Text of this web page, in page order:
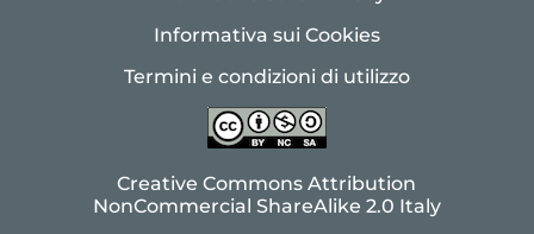
Informativa sui Cookies
Termini e condizioni di utilizzo
Creative Commons Attribution
NonCommercial ShareAlike 2.0 Italy